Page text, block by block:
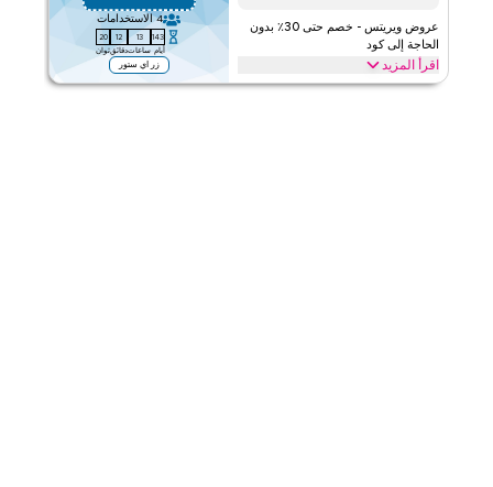
عروض ويريتس - خصم حتى 30٪ بدون
الحاجة إلى كود
اقرأ المزيد
4 الاستخدامات
143
أيام
13
ساعات
12
دقائق
19
ثوان
زر اي ستور
عروض حصرية تصل إلى 30% على ويريتس. وفر على الموضة من خلال